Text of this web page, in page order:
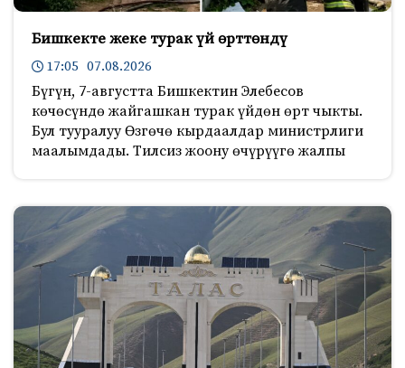
Бишкекте жеке турак үй өрттөндү
17:05 07.08.2026
Бүгүн, 7-августта Бишкектин Элебесов
көчөсүндө жайгашкан турак үйдөн өрт чыкты.
Бул тууралуу Өзгөчө кырдаалдар министрлиги
маалымдады. Тилсиз жоону өчүрүүгө жалпы